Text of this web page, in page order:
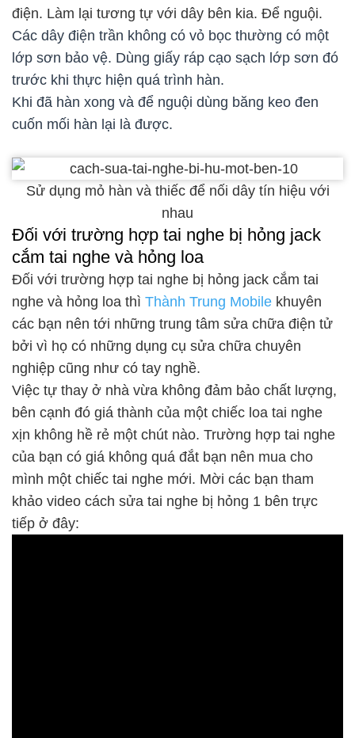
điện. Làm lại tương tự với dây bên kia. Để nguội.
Các dây điện trần không có vỏ bọc thường có một
lớp sơn bảo vệ. Dùng giấy ráp cạo sạch lớp sơn đó
trước khi thực hiện quá trình hàn.
Khi đã hàn xong và để nguội dùng băng keo đen
cuốn mối hàn lại là được.
Sử dụng mỏ hàn và thiếc để nối dây tín hiệu với
nhau
Đối với trường hợp tai nghe bị hỏng jack
cắm tai nghe và hỏng loa
Đối với trường hợp tai nghe bị hỏng jack cắm tai
nghe và hỏng loa thì Thành Trung Mobile khuyên
các bạn nên tới những trung tâm sửa chữa điện tử
bởi vì họ có những dụng cụ sửa chữa chuyên
nghiệp cũng như có tay nghề.
Việc tự thay ở nhà vừa không đảm bảo chất lượng,
bên cạnh đó giá thành của một chiếc loa tai nghe
xịn không hề rẻ một chút nào. Trường hợp tai nghe
của bạn có giá không quá đắt bạn nên mua cho
mình một chiếc tai nghe mới. Mời các bạn tham
khảo video cách sửa tai nghe bị hỏng 1 bên trực
tiếp ở đây: